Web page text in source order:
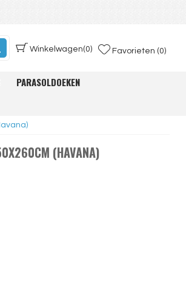
Winkelwagen(0) Favorieten (0)
PARASOLDOEKEN
(HAVANA)